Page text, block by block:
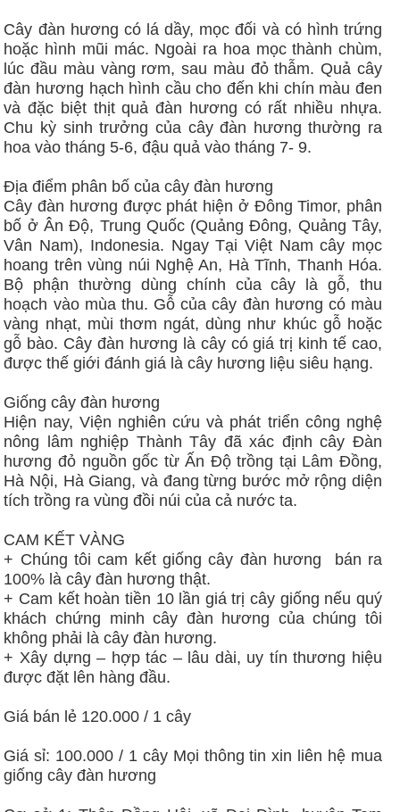
Cây đàn hương có lá dầy, mọc đối và có hình trứng
hoặc hình mũi mác. Ngoài ra hoa mọc thành chùm,
lúc đầu màu vàng rơm, sau màu đỏ thẫm. Quả cây
đàn hương hạch hình cầu cho đến khi chín màu đen
và đặc biệt thịt quả đàn hương có rất nhiều nhựa.
Chu kỳ sinh trưởng của cây đàn hương thường ra
hoa vào tháng 5-6, đậu quả vào tháng 7- 9.
Địa điểm phân bố của cây đàn hương
Cây đàn hương được phát hiện ở Đông Timor, phân
bố ở Ân Độ, Trung Quốc (Quảng Đông, Quảng Tây,
Vân Nam), Indonesia. Ngay Tại Việt Nam cây mọc
hoang trên vùng núi Nghệ An, Hà Tĩnh, Thanh Hóa.
Bộ phận thường dùng chính của cây là gỗ, thu
hoạch vào mùa thu. Gỗ của cây đàn hương có màu
vàng nhạt, mùi thơm ngát, dùng như khúc gỗ hoặc
gỗ bào. Cây đàn hương là cây có giá trị kinh tế cao,
được thế giới đánh giá là cây hương liệu siêu hạng.
Giống cây đàn hương
Hiện nay, Viện nghiên cứu và phát triển công nghệ
nông lâm nghiệp Thành Tây đã xác định cây Đàn
hương đỏ nguồn gốc từ Ấn Độ trồng tại Lâm Đồng,
Hà Nội, Hà Giang, và đang từng bước mở rộng diện
tích trồng ra vùng đồi núi của cả nước ta.
CAM KẾT VÀNG
+ Chúng tôi cam kết giống cây đàn hương bán ra
100% là cây đàn hương thật.
+ Cam kết hoàn tiền 10 lần giá trị cây giống nếu quý
khách chứng minh cây đàn hương của chúng tôi
không phải là cây đàn hương.
+ Xây dựng – hợp tác – lâu dài, uy tín thương hiệu
được đặt lên hàng đầu.
Giá bán lẻ 120.000 / 1 cây
Giá sỉ: 100.000 / 1 cây Mọi thông tin xin liên hệ mua
giống cây đàn hương